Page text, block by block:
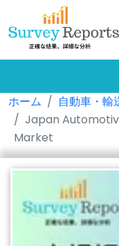
ホーム
自動車・輸
Japan
Market